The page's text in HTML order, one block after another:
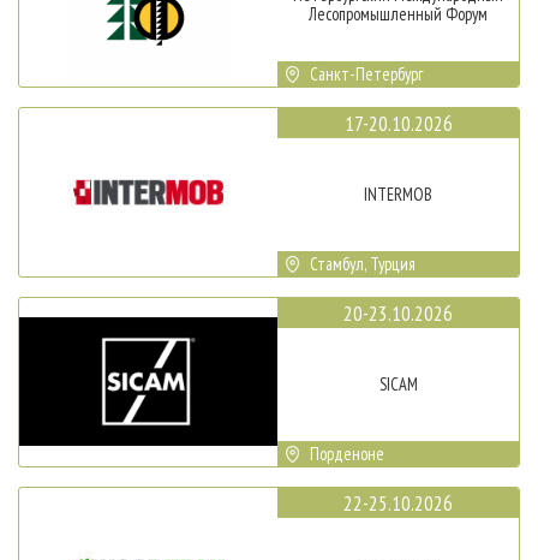
Лесопромышленный Форум
Санкт-Петербург
17-20.10.2026
INTERMOB
Стамбул, Турция
20-23.10.2026
SICAM
Порденоне
22-25.10.2026